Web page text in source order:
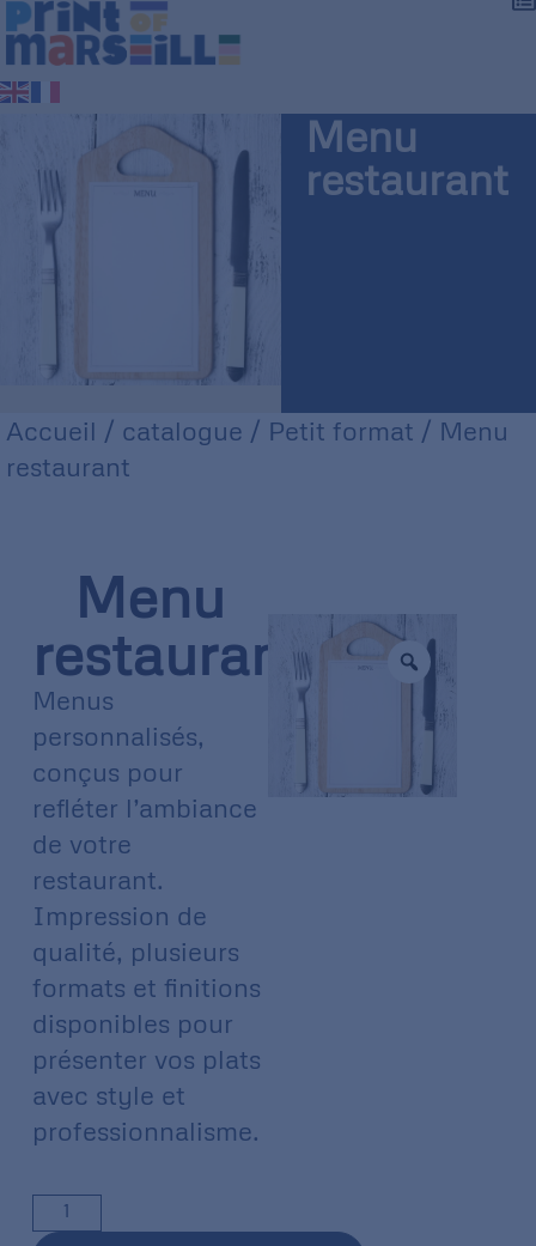
Menu
restaurant
Accueil / catalogue / Petit format / Menu
restaurant
Menu
restaurant
Menus
personnalisés,
conçus pour
refléter l’ambiance
de votre
restaurant.
Impression de
qualité, plusieurs
formats et finitions
disponibles pour
présenter vos plats
avec style et
professionnalisme.